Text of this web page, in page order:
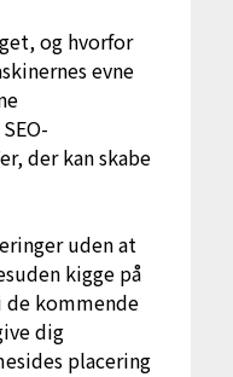
og hvorfor
evne
der kan skabe
uden at
kigge på
de kommende
dig
placering